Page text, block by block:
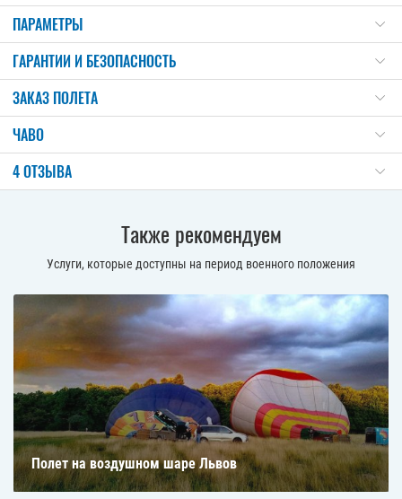
ПАРАМЕТРЫ
ГАРАНТИИ И БЕЗОПАСНОСТЬ
ЗАКАЗ ПОЛЕТА
ЧАВО
4 ОТЗЫВА
Также рекомендуем
Услуги, которые доступны на период военного положения
Полет на воздушном шаре Львов